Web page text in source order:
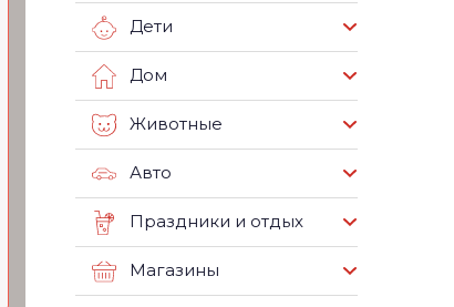
Дети
Дом
Животные
Авто
Праздники и отдых
Магазины